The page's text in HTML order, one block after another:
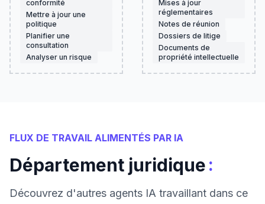
conformité
Mettre à jour une
politique
Planifier une
consultation
Analyser un risque
Mises à jour
réglementaires
Notes de réunion
Dossiers de litige
Documents de
propriété intellectuelle
FLUX DE TRAVAIL ALIMENTÉS PAR IA
Département juridique:
Découvrez d'autres agents IA travaillant dans ce